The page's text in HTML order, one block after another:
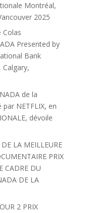
Montréal,
2025
Colas
Presented by
Bank
de la
NETFLIX, en
dévoile
LA MEILLEURE
PRIX
CADRE DU
DE LA
2 PRIX